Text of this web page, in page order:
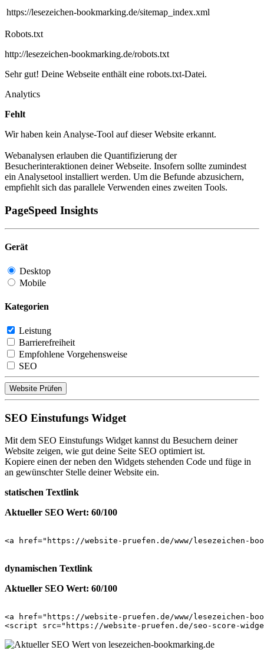
https://lesezeichen-bookmarking.de/sitemap_index.xml
Robots.txt
http://lesezeichen-bookmarking.de/robots.txt
Sehr gut! Deine Webseite enthält eine robots.txt-Datei.
Analytics
Fehlt
Wir haben kein Analyse-Tool auf dieser Website erkannt.
Webanalysen erlauben die Quantifizierung der
Besucherinteraktionen deiner Webseite. Insofern sollte zumindest
ein Analysetool installiert werden. Um die Befunde abzusichern,
empfiehlt sich das parallele Verwenden eines zweiten Tools.
PageSpeed Insights
Gerät
Desktop
Mobile
Kategorien
Leistung
Barrierefreiheit
Empfohlene Vorgehensweise
SEO
Website Prüfen
SEO Einstufungs Widget
Mit dem SEO Einstufungs Widget kannst du Besuchern deiner
Website zeigen, wie gut deine Seite SEO optimiert ist.
Kopiere einen der neben den Widgets stehenden Code und füge in
an gewünschter Stelle deiner Website ein.
statischen Textlink
Aktueller SEO Wert: 60/100
<a href="https://website-pruefen.de/www/lesezeichen-
dynamischen Textlink
Aktueller SEO Wert: 60/100
<a href="https://website-pruefen.de/www/lesezeichen-